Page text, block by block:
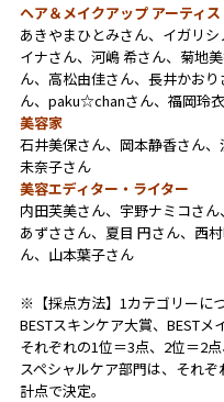
ヘア＆メイクアップ アーティス
あきやまひとみさん、イガリシ
イナさん、 河嶋 希さん、菊地
ん、高松由佳さん、 長井かおり
ん、paku☆chanさん、福岡玲衣
美容家
石井美保さん、岡本静香さん
未奈子さん
美容エディター・ライター
内田芙美さん、宇野ナミコさ
あずささん、夏目 円さん、西
ん、山本葉子さん
※【採点方法】1カテゴリーに
BESTスキンケア大賞、BESTメ
それぞれの1位＝3点、2位＝2
スペシャルケア部門は、それ
計点で決定。